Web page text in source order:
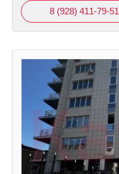
8 (928) 411-79-51